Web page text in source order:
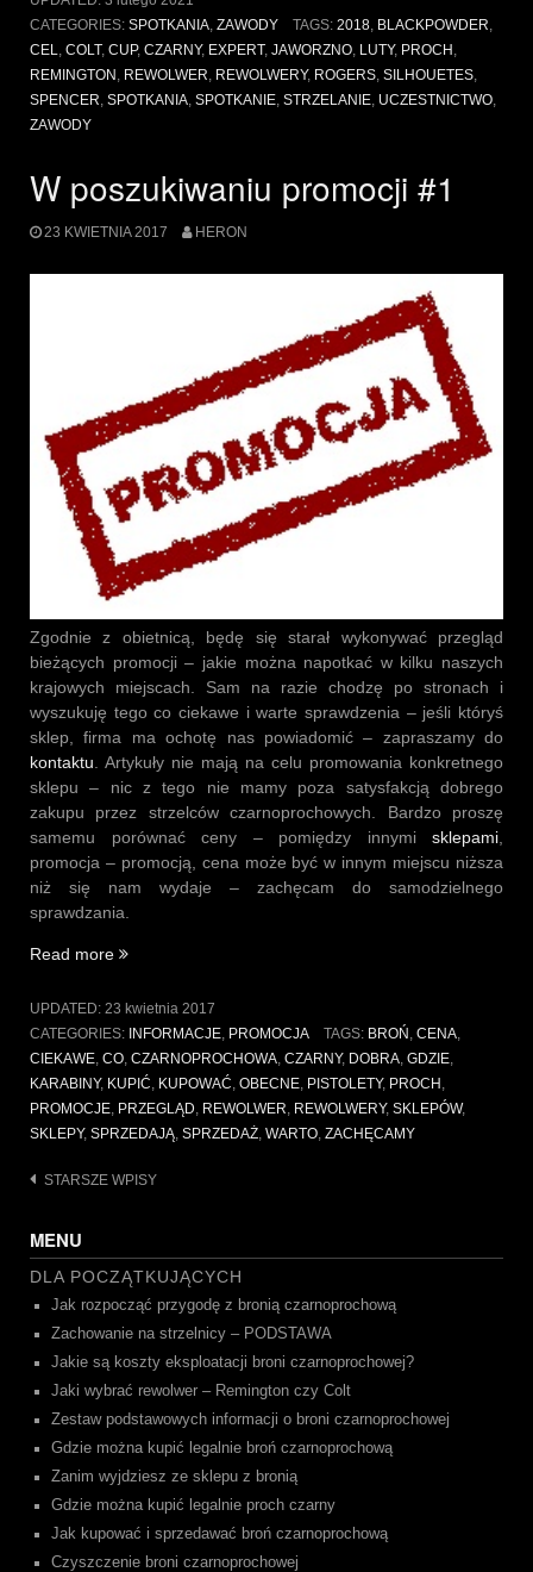
2018
(17
lutego
2018)”
CATEGORIES: SPOTKANIA, ZAWODY TAGS: 2018, BLACKPOWDER,
CEL, COLT, CUP, CZARNY, EXPERT, JAWORZNO, LUTY, PROCH ,
REMINGTON , REWOLWER, REWOLWERY, ROGERS, SILHOUETES,
SPENCER, SPOTKANIA, SPOTKANIE, STRZELANIE, UCZESTNICTWO,
ZAWODY
W poszukiwaniu promocji #1
23 KWIETNIA 2017 HERON
Zgodnie z obietnicą, będę się starał wykonywać przegląd
bieżących promocji – jakie można napotkać w kilku naszych
krajowych miejscach. Sam na razie chodzę po stronach i
wyszukuję tego co ciekawe i warte sprawdzenia – jeśli któryś
sklep, firma ma ochotę nas powiadomić – zapraszamy do
kontaktu . Artykuły nie mają na celu promowania konkretnego
sklepu – nic z tego nie mamy poza satysfakcją dobrego
zakupu przez strzelców czarnoprochowych. Bardzo proszę
samemu porównać ceny – pomiędzy innymi sklepami
promocja – promocją, cena może być w innym miejscu niższa
niż się nam wydaje – zachęcam do samodzielnego
sprawdzania.
Read more „W
promocji
#1”
UPDATED: 23 kwietnia 2017
CATEGORIES: INFORMACJE PROMOCJA TAGS: BROŃ CENA,
CIEKAWE CO CZARNOPROCHOWA CZARNY, DOBRA GDZIE
KARABINY, KUPIĆ KUPOWAĆ OBECNE PISTOLETY, PROCH
PROMOCJE PRZEGLĄD REWOLWER REWOLWERY, SKLEPÓW,
SKLEPY, SPRZEDAJĄ SPRZEDAŻ WARTO ZACHĘCAMY
Nawigacja
wpisach
STARSZE WPISY
MENU
DLA POCZĄTKUJĄCYCH
Jak rozpocząć przygodę z bronią czarnoprochową
Zachowanie na strzelnicy – PODSTAWA
Jakie są koszty eksploatacji broni czarnoprochowej?
Jaki wybrać rewolwer – Remington czy Colt
Zestaw podstawowych informacji o broni czarnoprochowej
Gdzie można kupić legalnie broń czarnoprochową
Zanim wyjdziesz ze sklepu z bronią
Gdzie można kupić legalnie proch czarny
Jak kupować i sprzedawać broń czarnoprochową
Czyszczenie broni czarnoprochowej